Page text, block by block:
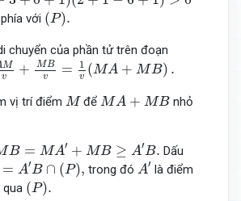
với (P).
(P).
chuyển của phần tử trên đoạn
M
v
+ MB
v
= 1
v (MA + MB) .
v+MBv=1v(MA+ MB ).
vị trí điểm M
MđểMA + MB
MA+ M B
nhỏ
B = MA′ + MB ≥ A′B.
=M MB ≥ .
Dấu
= A′B ∩ (P),
A′B ∩(P),
trong đóA′
A′
là điểm
qua (P).
(P).